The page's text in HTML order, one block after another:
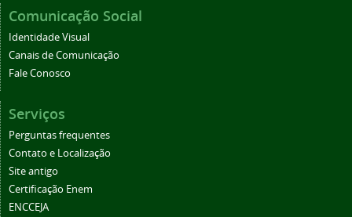
Comunicação Social
Identidade Visual
Canais de Comunicação
Fale Conosco
Serviços
Perguntas frequentes
Contato e Localização
Site antigo
Certificação Enem
ENCCEJA